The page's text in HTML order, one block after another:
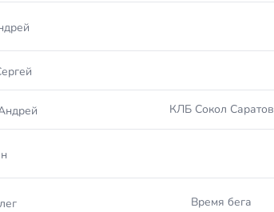
КЛБ Сокол Саратов
Время бега